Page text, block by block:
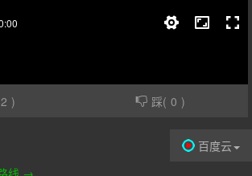
) 踩( 0 )
百度云